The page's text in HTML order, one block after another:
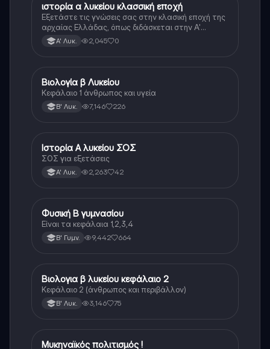
Ιστορία
ιστορία α λυκείου κλασσική εποχή
Εξετάστε τις γνώσεις σας στην κλασική εποχή της
αρχαίας Ελλάδας, όπως διδάσκεται στην Α'
Λυκείου.Α' Λυκ. 2,045 0
Βιολογία
Βιολογία β Λυκείου
Κεφάλαιο 1 άνθρωπος και υγεία
Β' Λυκ. 7,146 226
Ιστορία
Ιστορία Α λυκείου ΣΟΣ
ΣΟΣ για εξετάσεις
Α' Λυκ. 2,263 42
Φυσική
Φυσική Β γυμνασίου
Είναι τα κεφάλαια 1,2,3,4
Β' Γυμν. 9,442 664
Βιολογία
Βιολογια β λυκείου κεφάλαιο 2
Κεφάλαιο 2 (άνθρωπος και περιβάλλον)
Β' Λυκ. 3,146 75
Ιστορία
Μυκηναϊκός πολιτισμός !